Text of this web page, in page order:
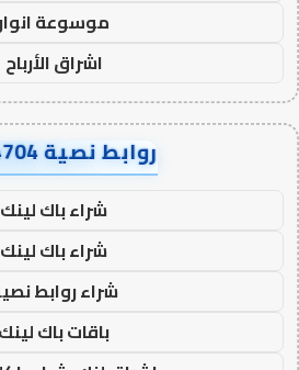
موسوعة
اشراق الأرباح
روابط نصية AA14704
شراء باك لينك
شراء باك لينك
شراء روابط
باقات باك لينك